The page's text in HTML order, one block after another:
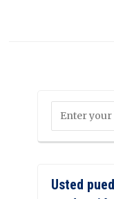
Usted